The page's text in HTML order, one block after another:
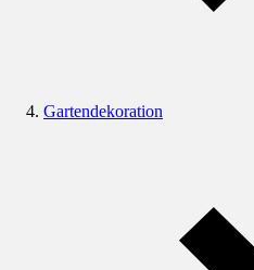
Gartendekoration